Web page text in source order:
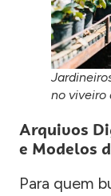
no viveiro
Arquivos
e Modelos
Para quem